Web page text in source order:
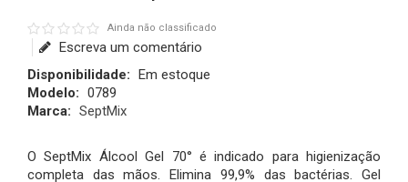
Ainda não classificado
Escreva um comentário
Disponibilidade: Em estoque
Modelo: 0789
Marca: SeptMix
O SeptMix Álcool Gel 70° é indicado para higienização
completa das mãos. Elimina 99,9% das bactérias. Gel